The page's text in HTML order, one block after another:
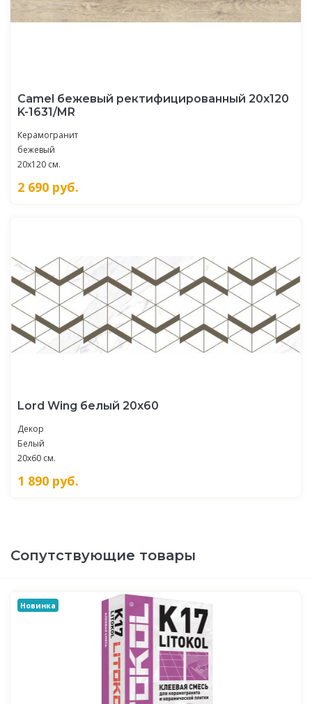
Camel бежевый ректифицированный 20х120
K-1631/MR
Керамогранит
бежевый
20x120 см.
2 690 руб.
Lord Wing белый 20х60
Декор
Белый
20x60 см.
1 890 руб.
Сопутствующие товары
Новинка